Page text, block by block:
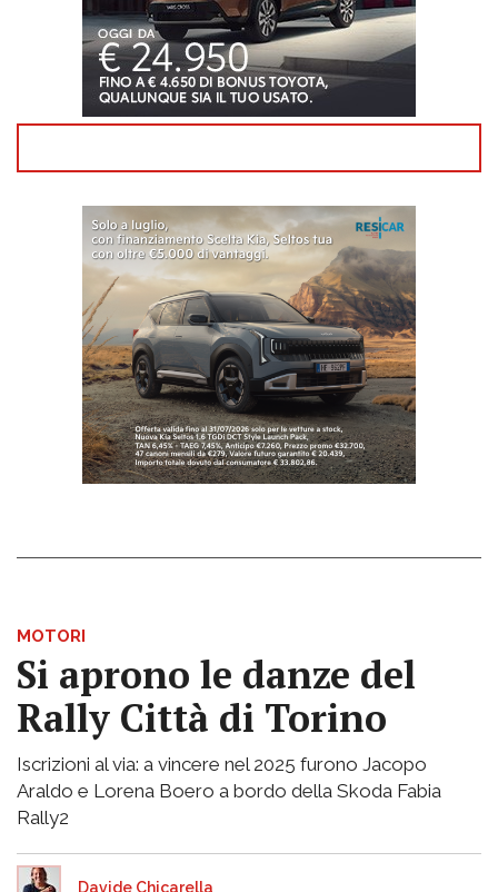
MOTORI
Si aprono le danze del
Rally Città di Torino
Iscrizioni al via: a vincere nel 2025 furono Jacopo
Araldo e Lorena Boero a bordo della Skoda Fabia
Rally2
Davide Chicarella